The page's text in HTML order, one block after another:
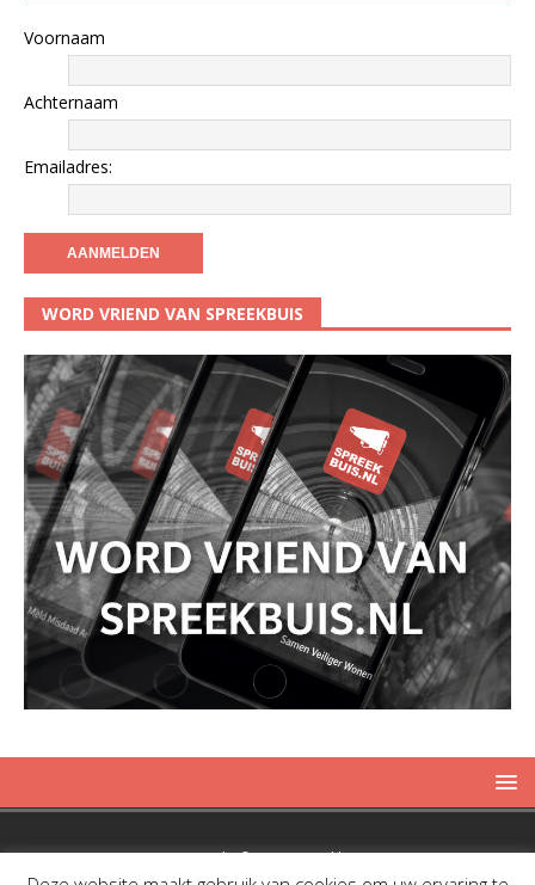
Voornaam
Achternaam
Emailadres:
WORD VRIEND VAN SPREEKBUIS
Copyright © 2019 Spreekbuis